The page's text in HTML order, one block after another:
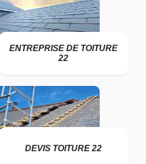
ENTREPRISE DE TOITURE
22
DEVIS TOITURE 22